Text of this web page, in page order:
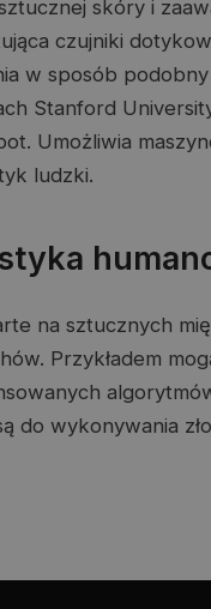
skóry i
czujniki
w sposób
Stanford
Umożliwia
ludzki.
na sztucznych
Przykładem
do wykonywania